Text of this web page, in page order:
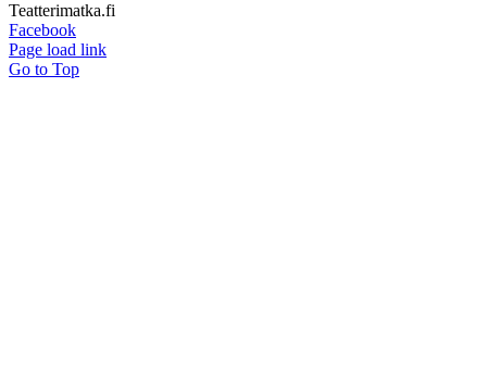
Teatterimatka.fi
Facebook
Page load link
Go to Top